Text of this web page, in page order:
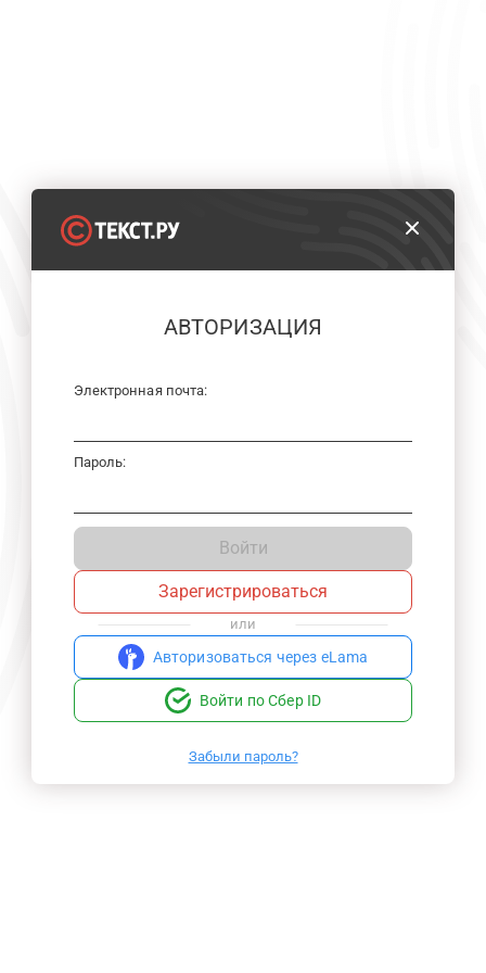
АВТОРИЗАЦИЯ
Электронная почта:
Пароль:
Войти
Зарегистрироваться
или
Авторизоваться через eLama
Войти по Сбер ID
Забыли пароль?